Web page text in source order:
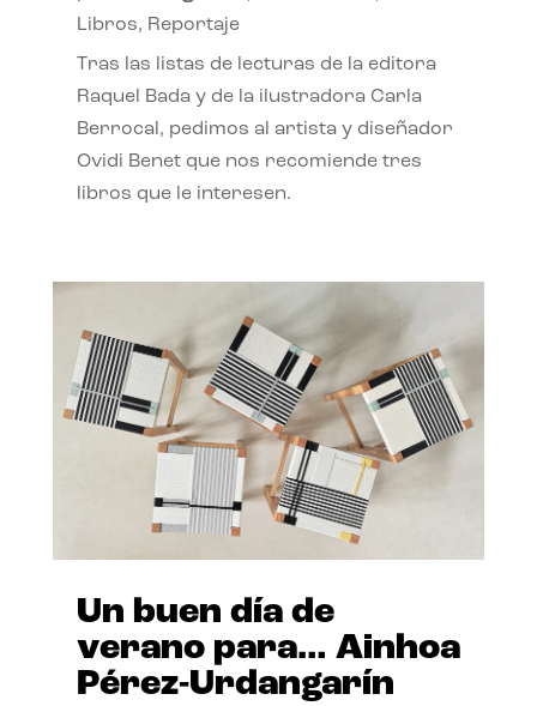
Libros, Reportaje
Tras las listas de lecturas de la editora
Raquel Bada y de la ilustradora Carla
Berrocal, pedimos al artista y diseñador
Ovidi Benet que nos recomiende tres
libros que le interesen.
Un buen día de
verano para… Ainhoa
Pérez-Urdangarín